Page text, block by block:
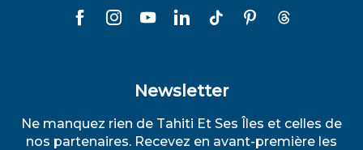
Newsletter
Ne manquez rien de Tahiti Et Ses Îles et celles de
nos partenaires. Recevez en avant-première les